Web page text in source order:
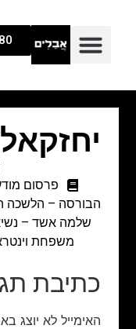
פרסום
הבורסה – הלשכה
שלמה אשד –
משפחת
כתיבת
האימייל לא יוצג